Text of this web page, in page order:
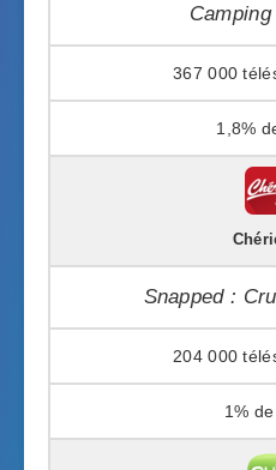
367 000
1,8%
Snapped :
204 000
1%